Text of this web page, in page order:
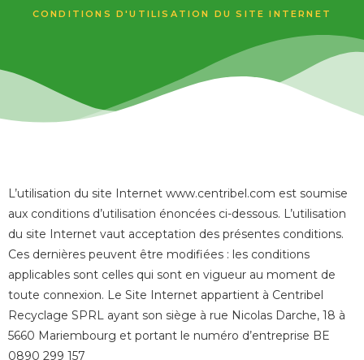
CONDITIONS D'UTILISATION DU SITE INTERNET
L’utilisation du site Internet www.centribel.com est soumise
aux conditions d’utilisation énoncées ci-dessous. L’utilisation
du site Internet vaut acceptation des présentes conditions.
Ces dernières peuvent être modifiées : les conditions
applicables sont celles qui sont en vigueur au moment de
toute connexion. Le Site Internet appartient à Centribel
Recyclage SPRL ayant son siège à rue Nicolas Darche, 18 à
5660 Mariembourg et portant le numéro d’entreprise BE
0890 299 157